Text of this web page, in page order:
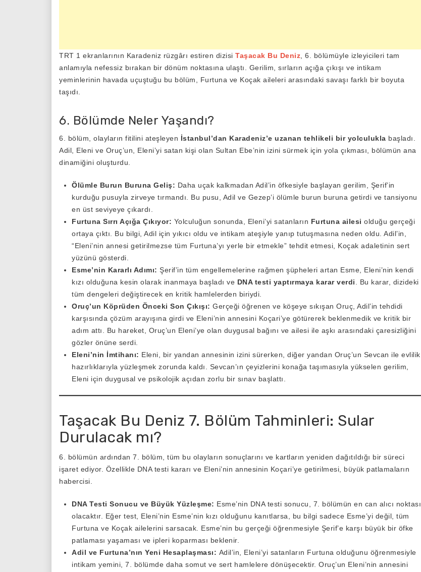
TRT 1 ekranlarının Karadeniz rüzgârı estiren dizisi Taşacak Bu Deniz , 6. bölümüyle izleyicileri tam
anlamıyla nefessiz bırakan bir dönüm noktasına ulaştı. Gerilim, sırların açığa çıkışı ve intikam
yeminlerinin havada uçuştuğu bu bölüm, Furtuna ve Koçak aileleri arasındaki savaşı farklı bir boyuta
taşıdı.
6. Bölümde Neler Yaşandı?
6. bölüm, olayların fitilini ateşleyen İstanbul’dan Karadeniz’e uzanan tehlikeli bir yolculukla başladı.
Adil, Eleni ve Oruç’un, Eleni’yi satan kişi olan Sultan Ebe’nin izini sürmek için yola çıkması, bölümün ana
dinamiğini oluşturdu.
Ölümle Burun Buruna Geliş: Daha uçak kalkmadan Adil’in öfkesiyle başlayan gerilim, Şerif’in
kurduğu pusuyla zirveye tırmandı. Bu pusu, Adil ve Gezep’i ölümle burun buruna getirdi ve tansiyonu
en üst seviyeye çıkardı.
Furtuna Sırrı Açığa Çıkıyor: Yolculuğun sonunda, Eleni’yi satanların Furtuna ailesi olduğu gerçeği
ortaya çıktı. Bu bilgi, Adil için yıkıcı oldu ve intikam ateşiyle yanıp tutuşmasına neden oldu. Adil’in,
“Eleni’nin annesi getirilmezse tüm Furtuna’yı yerle bir etmekle” tehdit etmesi, Koçak adaletinin sert
yüzünü gösterdi.
Esme’nin Kararlı Adımı: Şerif’in tüm engellemelerine rağmen şüpheleri artan Esme, Eleni’nin kendi
kızı olduğuna kesin olarak inanmaya başladı ve DNA testi yaptırmaya karar verdi . Bu karar, dizideki
tüm dengeleri değiştirecek en kritik hamlelerden biriydi.
Oruç’un Köprüden Önceki Son Çıkışı: Gerçeği öğrenen ve köşeye sıkışan Oruç, Adil’in tehdidi
karşısında çözüm arayışına girdi ve Eleni’nin annesini Koçari’ye götürerek beklenmedik ve kritik bir
adım attı. Bu hareket, Oruç’un Eleni’ye olan duygusal bağını ve ailesi ile aşkı arasındaki çaresizliğini
gözler önüne serdi.
Eleni’nin İmtihanı: Eleni, bir yandan annesinin izini sürerken, diğer yandan Oruç’un Sevcan ile evlilik
hazırlıklarıyla yüzleşmek zorunda kaldı. Sevcan’ın çeyizlerini konağa taşımasıyla yükselen gerilim,
Eleni için duygusal ve psikolojik açıdan zorlu bir sınav başlattı.
Taşacak Bu Deniz 7. Bölüm Tahminleri: Sular
Durulacak mı?
6. bölümün ardından 7. bölüm, tüm bu olayların sonuçlarını ve kartların yeniden dağıtıldığı bir süreci
işaret ediyor. Özellikle DNA testi kararı ve Eleni’nin annesinin Koçari’ye getirilmesi, büyük patlamaların
habercisi.
DNA Testi Sonucu ve Büyük Yüzleşme: Esme’nin DNA testi sonucu, 7. bölümün en can alıcı noktası
olacaktır. Eğer test, Eleni’nin Esme’nin kızı olduğunu kanıtlarsa, bu bilgi sadece Esme’yi değil, tüm
Furtuna ve Koçak ailelerini sarsacak. Esme’nin bu gerçeği öğrenmesiyle Şerif’e karşı büyük bir öfke
patlaması yaşaması ve ipleri koparması beklenir.
Adil ve Furtuna’nın Yeni Hesaplaşması: Adil’in, Eleni’yi satanların Furtuna olduğunu öğrenmesiyle
intikam yemini, 7. bölümde daha somut ve sert hamlelere dönüşecektir. Oruç’un Eleni’nin annesini